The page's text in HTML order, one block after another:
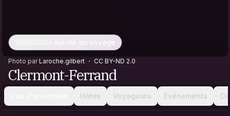
50 000+ ajouté au voyage
Photo parLaroche.gilbert CC BY-ND 2.0
Clermont-Ferrand
Hôtes Voyageurs Événements